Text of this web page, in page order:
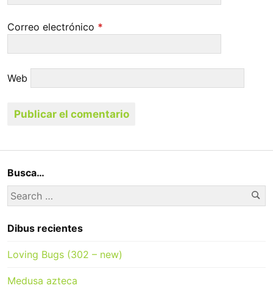
Correo electrónico *
Web
Busca…
Search
for:
Dibus recientes
Loving Bugs (302 – new)
Medusa azteca